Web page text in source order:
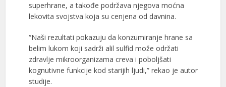
superhrane, a takođe podržava njegova moćna
lekovita svojstva koja su cenjena od davnina.
“Naši rezultati pokazuju da konzumiranje hrane sa
belim lukom koji sadrži alil sulfid može održati
zdravlje mikroorganizama creva i poboljšati
kognutivne funkcije kod starijih ljudi,” rekao je autor
studije.